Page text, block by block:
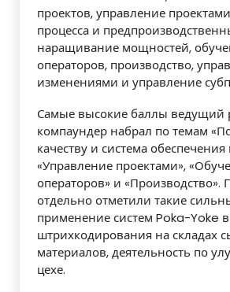
проектов, управление
процесса и
наращивание мощностей,
операторов, производство,
изменениями и управление
Самые высокие баллы ведущий
компаундер набрал по темам
качеству и система обеспечения
«Управление проектами»,
операторов» и
отдельно отметили такие
применение систем Poka-Yoke
штрихкодирования на складах
материалов, деятельность по
цехе.